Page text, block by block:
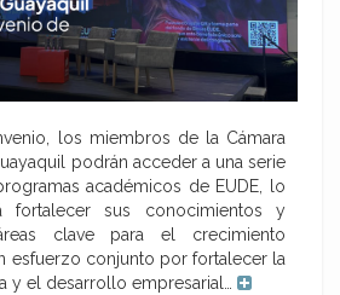
los miembros de la Cámara
podrán acceder a una serie
académicos de EUDE, lo
fortalecer sus conocimientos y
clave para el crecimiento
esfuerzo conjunto por fortalecer la
y el desarrollo empresarial…